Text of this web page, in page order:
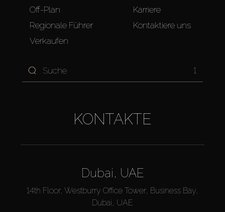
Off-Plan
Regionale Führer
Verkaufen
Karriere
Kontaktiere uns
1
KONTAKTE
Dubai, UAE
14th Floor, Westburry Office Tower, Business Bay,
Dubai, UAE